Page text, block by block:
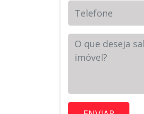
Telefone
Sua Mensagem